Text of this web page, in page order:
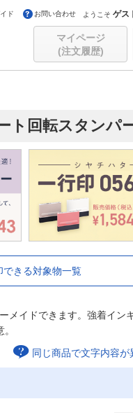
ド お問い合わせ ようこそ ゲス
マイページ
(注文履歴)
ト回転スタンパ
できる対象物一覧
メイドできます。強着イン
同じ商品で文字内容